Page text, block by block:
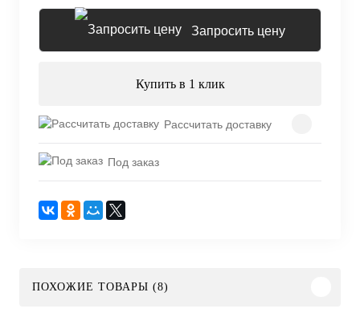
Запросить цену
Купить в 1 клик
Рассчитать доставку
Под заказ
ПОХОЖИЕ ТОВАРЫ (8)